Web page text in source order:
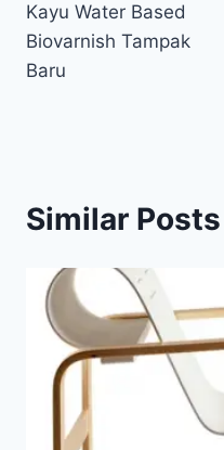
Kayu Water Based
Biovarnish Tampak
Baru
Similar Posts